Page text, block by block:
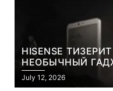
HISENSE
НЕОБЫЧНЫЙ
СЪЕМНОЙ LCD-
КОНТЕНТА И
July 12, 2026